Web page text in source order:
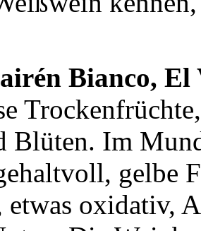
Bianco,
Blüten. Im
gelbe
etwas oxidativ,